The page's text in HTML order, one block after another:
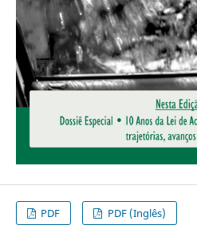
PDF PDF (Inglês)